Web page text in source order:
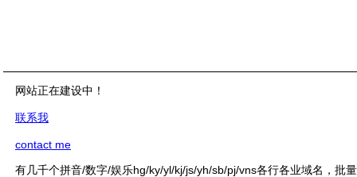
网站正在建设中！
联系我
contact me
有几千个拼音/数字/娱乐hg/ky/yl/kj/js/yh/sb/pj/vns各行各业域名，批